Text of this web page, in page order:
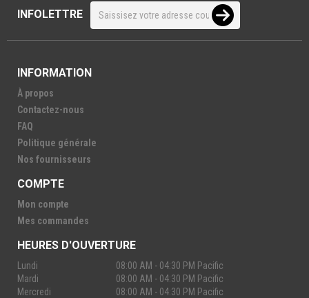
INFOLETTRE
INFORMATION
À propos
Contactez-nous
FAQ
Politique générale
Nos fournisseurs
COMPTE
Mon compte
Mes commandes
HEURES D'OUVERTURE
Lundi
08:00 AM - 04:30 PM Pacific
Mardi
08:00 AM - 04:30 PM Pacific
Mercredi
08:00 AM - 04:30 PM Pacific